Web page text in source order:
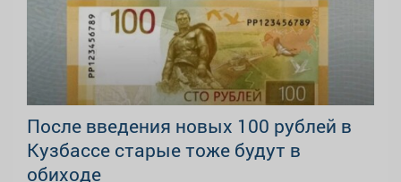
После введения новых 100 рублей в
Кузбассе старые тоже будут в
обиходе